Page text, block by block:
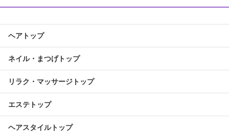
ヘアトップ
ネイル・まつげトップ
リラク・マッサージトップ
エステトップ
ヘアスタイルトップ